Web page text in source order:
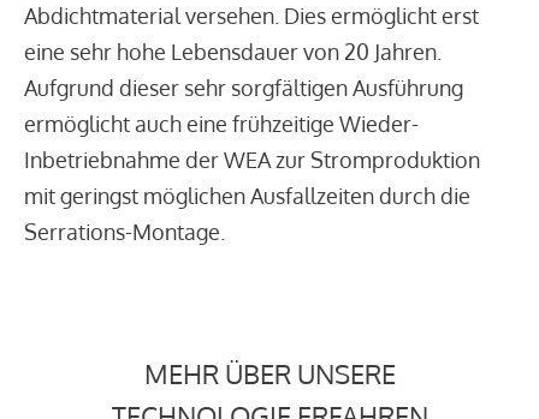
Abdichtmaterial versehen. Dies ermöglicht erst
eine sehr hohe Lebensdauer von 20 Jahren.
Aufgrund dieser sehr sorgfältigen Ausführung
ermöglicht auch eine frühzeitige Wieder-
Inbetriebnahme der WEA zur Stromproduktion
mit geringst möglichen Ausfallzeiten durch die
Serrations-Montage.
MEHR ÜBER UNSERE